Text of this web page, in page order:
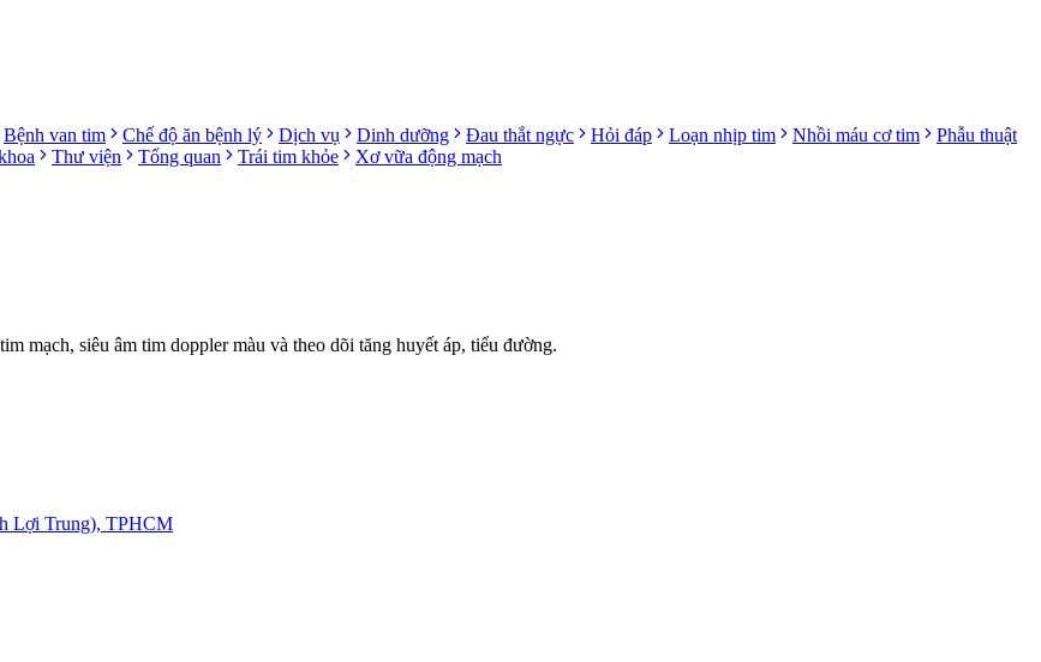
Bệnh van tim Chế độ ăn bệnh lý Dịch vụ Dinh dưỡng Đau thắt ngực Hỏi đáp Loạn nhịp tim Nhồi máu cơ tim
Phẫu thuật
Thư viện Tổng quan Trái tim khỏe
Xơ vữa động mạch
mạch, siêu âm tim doppler màu và theo dõi tăng huyết áp, tiểu đường.
Lợi Trung), TPHCM